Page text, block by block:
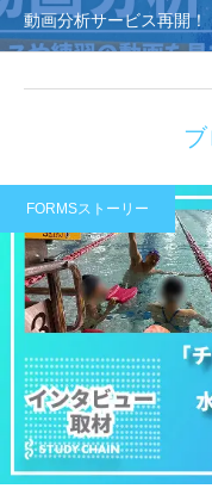
動画分析サービス再開！
FORMSストーリー